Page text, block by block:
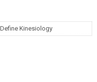
Define Kinesiology